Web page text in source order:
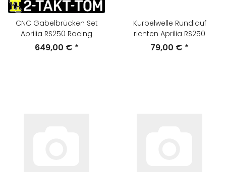
CNC Gabelbrücken Set
Aprilia RS250 Racing
649,00 € *
Kurbelwelle Rundlauf
richten Aprilia RS250
79,00 € *